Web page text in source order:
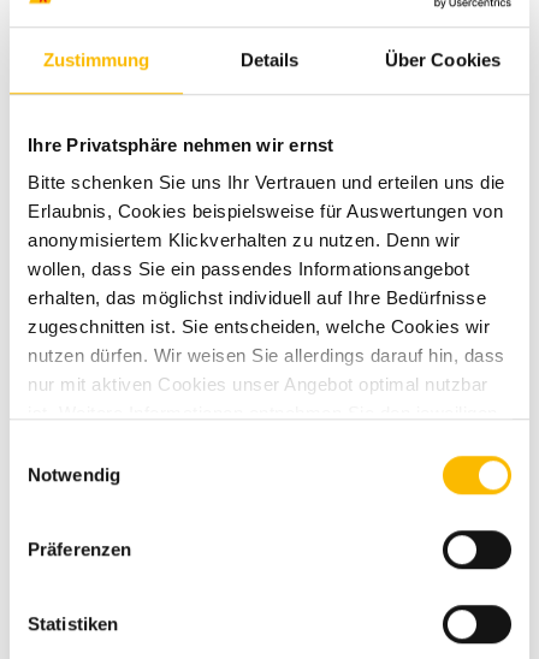
Zustimmung Details Über Cookies
Ihre Privatsphäre nehmen wir ernst
Bitte schenken Sie uns Ihr Vertrauen und erteilen uns die
Erlaubnis, Cookies beispielsweise für Auswertungen von
anonymisiertem Klickverhalten zu nutzen. Denn wir
wollen, dass Sie ein passendes Informationsangebot
erhalten, das möglichst individuell auf Ihre Bedürfnisse
zugeschnitten ist. Sie entscheiden, welche Cookies wir
nutzen dürfen. Wir weisen Sie allerdings darauf hin, dass
nur mit aktiven Cookies unser Angebot optimal nutzbar
Notwendig
Präferenzen
Statistiken
Ausstattung
Fahrgestell
Antischlingerkupplung
Antischlingersystem
GFK-Dach